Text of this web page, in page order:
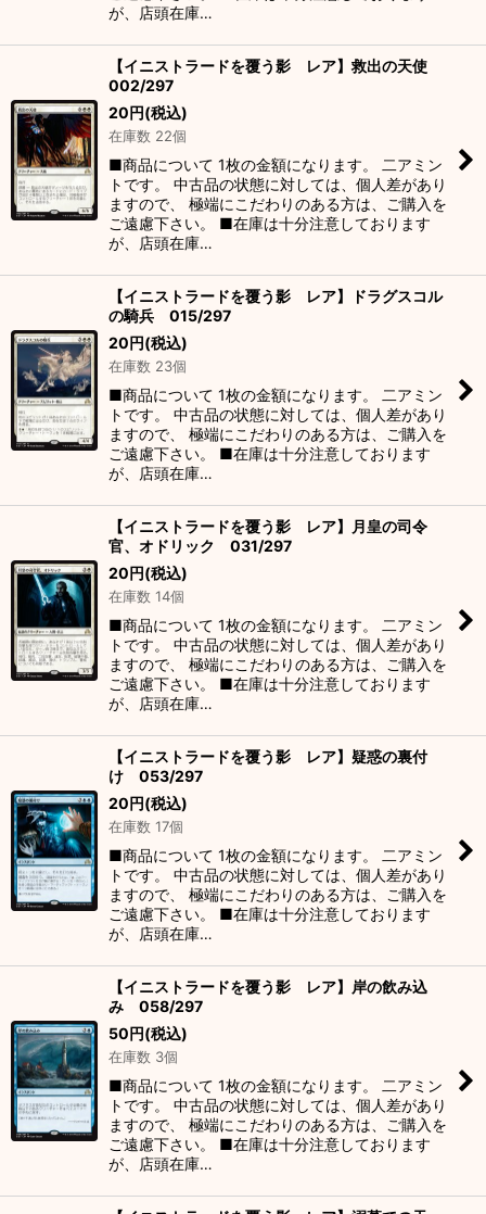
が、店頭在庫…
【イニストラードを覆う影 レア】救出の天使
002/297
20円(税込)
在庫数 22個
■商品について 1枚の金額になります。 二アミン
トです。 中古品の状態に対しては、個人差があり
ますので、 極端にこだわりのある方は、ご購入を
ご遠慮下さい。 ■在庫は十分注意しております
が、店頭在庫…
【イニストラードを覆う影 レア】ドラグスコル
の騎兵 015/297
20円(税込)
在庫数 23個
■商品について 1枚の金額になります。 二アミン
トです。 中古品の状態に対しては、個人差があり
ますので、 極端にこだわりのある方は、ご購入を
ご遠慮下さい。 ■在庫は十分注意しております
が、店頭在庫…
【イニストラードを覆う影 レア】月皇の司令
官、オドリック 031/297
20円(税込)
在庫数 14個
■商品について 1枚の金額になります。 二アミン
トです。 中古品の状態に対しては、個人差があり
ますので、 極端にこだわりのある方は、ご購入を
ご遠慮下さい。 ■在庫は十分注意しております
が、店頭在庫…
【イニストラードを覆う影 レア】疑惑の裏付
け 053/297
20円(税込)
在庫数 17個
■商品について 1枚の金額になります。 二アミン
トです。 中古品の状態に対しては、個人差があり
ますので、 極端にこだわりのある方は、ご購入を
ご遠慮下さい。 ■在庫は十分注意しております
が、店頭在庫…
【イニストラードを覆う影 レア】岸の飲み込
み 058/297
50円(税込)
在庫数 3個
■商品について 1枚の金額になります。 二アミン
トです。 中古品の状態に対しては、個人差があり
ますので、 極端にこだわりのある方は、ご購入を
ご遠慮下さい。 ■在庫は十分注意しております
が、店頭在庫…